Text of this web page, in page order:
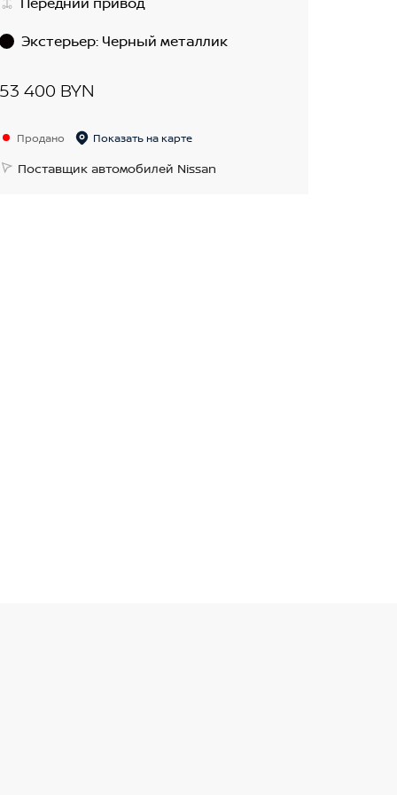
Экстерьер: Черный металлик
53 400 BYN
Продано Показать на карте
Поставщик автомобилей Nissan